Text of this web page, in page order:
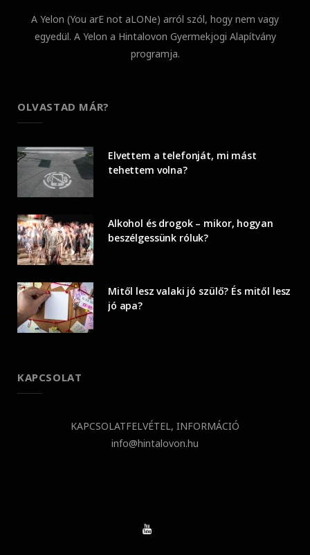
A Yelon (You arE not aLONe) arról szól, hogy nem vagy
egyedül. A Yelon a Hintalovon Gyermekjogi Alapítvány
programja.
OLVASTAD MÁR?
Elvettem a telefonját, mi mást
tehettem volna?
Alkohol és drogok – mikor, hogyan
beszélgessünk róluk?
Mitől lesz valaki jó szülő? És mitől lesz
jó apa?
KAPCSOLAT
KAPCSOLATFELVÉTEL, INFORMÁCIÓ
info@hintalovon.hu